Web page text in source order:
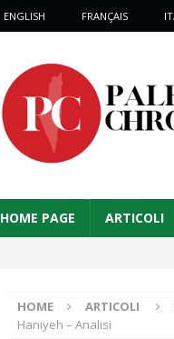
ENGLISH FRANÇAIS
HOME PAGE ARTICOLI
HOME ARTICOLI
Haniyeh – Analisi